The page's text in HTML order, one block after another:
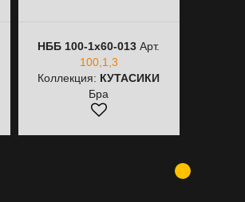
НББ 100-1х60-013 Арт.
100,1,3
Коллекция: КУТАСИКИ
Бра